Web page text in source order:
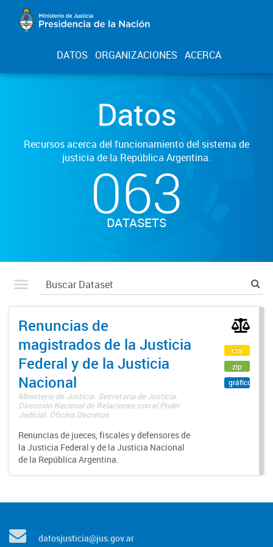
DATOS ORGANIZACIONES ACERCA
Datos
Recursos acerca del funcionamiento del sistema de
justicia de la República Argentina.
063
DATASETS
Renuncias de
magistrados de la Justicia
Federal y de la Justicia
Nacional
Ministerio de Justicia. Secretaría de Justicia.
Dirección Nacional de Relaciones con el Poder
Judicial. Oficina Decretos
Renuncias de jueces, fiscales y defensores de
la Justicia Federal y de la Justicia Nacional
de la República Argentina.
csv
zip
gráfico
datosjusticia@jus.gov.ar